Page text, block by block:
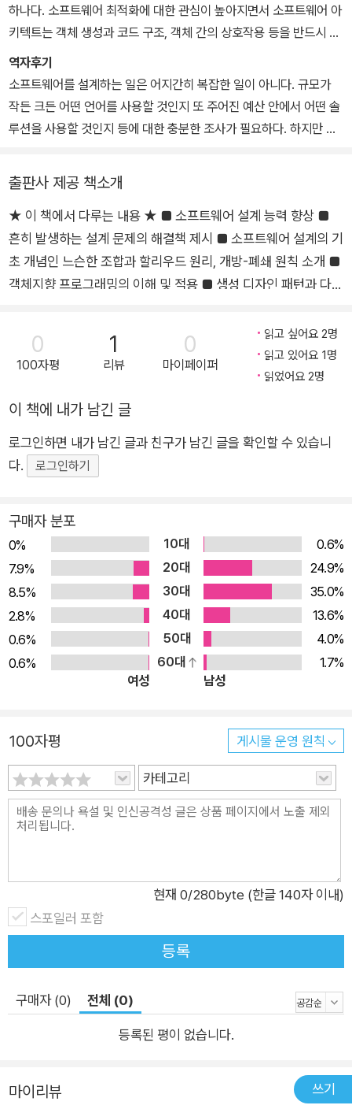
edin.com/in/cjgiridhar)에서 그를 만날 수 있다.
하나다. 소프트웨어 최적화에 대한 관심이 높아지면서 소프트웨어 아
키텍트는 객체 생성과 코드 구조, 객체 간의 상호작용 등을 반드시 설
계 단계부터 생각해야 한다. 디자인 패턴을 잘 활용하면 소프트웨어
유지보수 비용이 줄어들고 코드 재사용성이 증가하며 쉽게 확장할 수
있는 구조가 될 것이다. 재사용할 수 있는 모듈 간 독립적인 프레임워
크를 제공하는 것이 현대 소프트웨어 개발의 핵심이다.
역자후기
소프트웨어를 설계하는 일은 어지간히 복잡한 일이 아니다. 규모가
작든 크든 어떤 언어를 사용할 것인지 또 주어진 예산 안에서 어떤 솔
루션을 사용할 것인지 등에 대한 충분한 조사가 필요하다. 하지만 프
사용자 등 여러 상황에 따라 언어와 구조가 모두 완전히 바뀔 수 있다.
따라서 소프트웨어 설계는 해답이 없는 문제이며 최적화와 쉬운 유지
보수를 이룰 수 있는 답을 찾아가는 힘든 모험이다. 하지만 해답이 없
다고 해서 제각기 생각한 방식대로 설계해버리면 설계자 본인도 이해
할 수 없는 무시무시한 결과물이 나올 것이다. 이런 경우 자신보다 더
오랜 시간 비슷한 문제에 대해 고민했던 다른 학자나 개발자들의 노
못한 엄청난 구조가 아닌 이상 보편적인 답은 반드시 있다. 디자인 패
턴은 소프트웨어 설계 과정에서 자주 발생하는 문제와 의문들을 분류
해 각 목적에 최적화된 코드 구조를 정립한 개념이자 해결책이다.
하면 그 목적과 의도를 파악하기가 힘들 수도 있다. 정작 가장 중요한
기반 알고리즘과 기술은 뒷전으로 한 불필요한 소리 같기도 하다. 또
수많은 소프트웨어 구조를 몇 가지 형태로 분류하는 것도 다소 무책
임해 보인다. 하지만 디자인 패턴의 목적은 단순하다. 수많은 구조를
하고 유지보수를 쉽게 하는 것이다. 누군가 맘대로 작성한 코드보다
특정 디자인 패턴을 기반으로 작성한 코드가 당연히 더 이해하기 쉽
다. 해당 패턴만 숙지한다면 프로그램 구조를 빠르게 이해할 수 있다.
나아가 설계 문서에 들어갈 내용도 줄어들고 패턴에 대한 수많은 사
용 예제 및 정보가 있으므로 유지보수 및 확장이 쉽다. 이처럼 장점만
있는 디자인 패턴을 마다할 이유가 전혀 없다. 물론 아주 간단한 프로
그램까지 굳이 디자인 패턴을 적용하는 일은 낭비다. 지나친 추상화
로 인해 프로그램의 규모에 비해 구조가 너무 복잡해지는 상황은 피
법을 다룬다. 디자인 패턴을 이해하는 데 꼭 필요한 객체지향 개념 및
관련 프로그래밍 이론까지 겸비했다. 디자인 패턴은 언어에 종속적인
부분이 있기 때문에 해당 언어에 대한 충분한 이해는 필수다. 이제는
파이썬은 쓰이지 않는 분야를 찾아보기 힘들 정도로 꼭 필요한 언어
가 됐기 때문에 개발자라면 파이썬 기반 디자인 패턴은 한번쯤은 숙
는 데 이 책이 많은 도움이 되길 바란다.
출판사 제공 책소개
★ 이 책에서 다루는 내용 ★ ■ 소프트웨어 설계 능력 향상 ■
흔히 발생하는 설계 문제의 해결책 제시 ■ 소프트웨어 설계의 기
초 개념인 느슨한 조합과 할리우드 원리, 개방-폐쇄 원칙 소개 ■
객체지향 프로그래밍의 이해 및 적용 ■ 생성 디자인 패턴과 다양
해 구조 디자인 패턴과 객체와 클래스 간 상호작용 이해 ■ 커맨
드 패턴과 옵서버 패턴으로 객체 간의 상호작용 제어 ■ 파이썬
디자인 패턴으로 애플리케이션의 생산성 향상 및 코드 구조 개선
★ 이 책의 대상 독자 ★ 디자인 패턴의 원칙과 파이썬 애플리케
이션 개발에 관심을 갖는 파이썬 개발자나 소프트웨어 아키텍트
를 위한 책이다. 기초적인 프로그래밍 원리에 대한 이해와 초급자
수준의 파이썬 개발 능력을 요구한다. 학생과 교육자에게도 유용
체지향 프로그래밍의 개념과 원칙을 살펴본다. 디자인 패턴이 소
프트웨어 개발에서 언제 어떻게 사용되는지 알 수 있도록 디자인
패턴의 개념도 학습한다. 2장, '싱글톤 디자인 패턴'은 가장 기본
적이고 널리 쓰이는 생성 패턴의 한 종류다. 파이썬으로 싱글톤
패턴을 구현하는 몇 가지 예제를 소개하고 싱글톤 디자인 패턴의
변형인 모노스테이트 (또는 Borg) 디자인 패턴도 알아본다. 3장,
'팩토리 패턴 - 팩토리를 사용해 객체 생성하기'에서는 또 다른 생
성 패턴인 팩토리 패턴을 소개한다. 그리고 팩토리 메소드 패턴과
조 디자인 패턴을 소개한다. 퍼사드가 무엇이고 퍼사드 디자인 패
턴이 소프트웨어 설계에서 어떻게 사용되는지 알아본다. 파이썬
으로 실제 사용 예제를 구현해 볼 것이다. 5장, '프록시 패턴 - 객
체 접근 제어 구조'에서는 객체 접근 제어 구조는 디자인 패턴의
한 종류인 프록시 패턴을 다룬다. 프록시의 개념과 프록시 디자인
시 패턴의 변형인 가상 프록시와 스마트 프록시, 원격 프록시, 보
호 프록시를 소개한다. 6장, '옵서버 패턴 - 객체 이해하기'에서는
세 번째 디자인 패턴 분류인 행위 디자인 패턴을 학습한다. 예제
와 함께 옵서버 디자인 패턴을 학습하고 푸시-풀 모델과 느슨한
결합 원칙을 소개한다. 나아가 옵서버 패턴이 클라우드 및 분산
시스템에서 어떻게 사용될 수 있는지 알아본다. 7장, '커맨드 패
턴 - 요청 패턴화'에서는 커맨드 디자인 패턴을 소개한다. 커맨드
디자인 패턴이 실제로 어떤 상황에서 사용되는지 알아보고 파이
을 어떻게 커맨드 패턴으로 구현할 수 있을지 알아본다. 8장, '템
플릿 메소드 패턴 - 알고리즘의 캡슐화'에서는 템플릿 메소드 패
0
100자평
1
리뷰
0
마이페이퍼
읽고 싶어요 2명
읽고 있어요 1명
읽었어요 2명
이 책에 내가 남긴 글
로그인하면 내가 남긴 글과 친구가 남긴 글을 확인할 수 있습니
다.
로그인하기
구매자 분포
0% 10대
0.6%
7.9%
20대
24.9%
8.5%
30대
35.0%
2.8%
40대
13.6%
0.6%
50대
4.0%
0.6%
60대
1.7%
여성
남성
100자평 게시물 운영 원칙
카테고리
현재 0/280byte (한글 140자 이내)
스포일러 포함
등록
구매자 (0) 전체 (0)
등록된 평이 없습니다.
마이리뷰 쓰기